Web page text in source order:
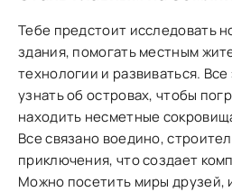
Тебе предстоит исследовать
здания, помогать местным
технологии и развиваться.
узнать об островах, чтобы
находить несметные
Все связано воедино,
приключения, что создает
Можно посетить миры друзей,